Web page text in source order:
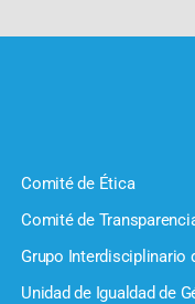
Comité de Ética
Comité de
Grupo Interdisciplinario
Unidad de Igualdad de